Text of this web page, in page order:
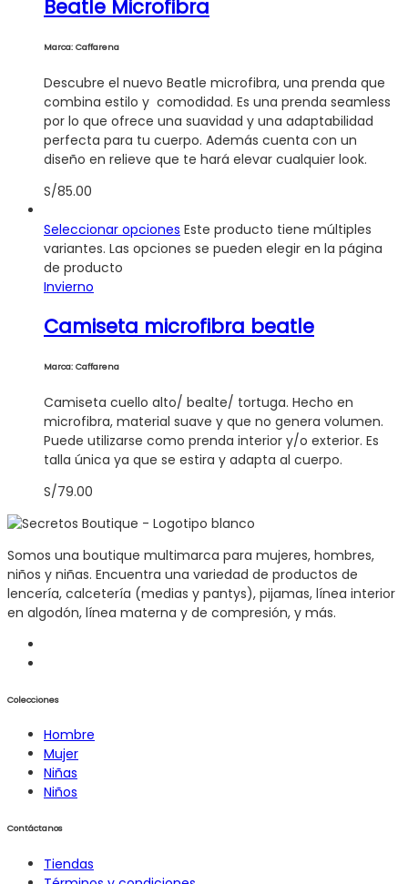
Beatle Microfibra
Marca: Caffarena
Descubre el nuevo Beatle microfibra, una prenda que
combina estilo y comodidad. Es una prenda seamless
por lo que ofrece una suavidad y una adaptabilidad
perfecta para tu cuerpo. Además cuenta con un
diseño en relieve que te hará elevar cualquier look.
S/85.00
Seleccionar opciones Este producto tiene múltiples
variantes. Las opciones se pueden elegir en la página
de producto
Invierno
Camiseta microfibra beatle
Marca: Caffarena
Camiseta cuello alto/ bealte/ tortuga. Hecho en
microfibra, material suave y que no genera volumen.
Puede utilizarse como prenda interior y/o exterior. Es
talla única ya que se estira y adapta al cuerpo.
S/79.00
Somos una boutique multimarca para mujeres, hombres,
niños y niñas. Encuentra una variedad de productos de
lencería, calcetería (medias y pantys), pijamas, línea interior
en algodón, línea materna y de compresión, y más.
Colecciones
Hombre
Mujer
Niñas
Niños
Contáctanos
Tiendas